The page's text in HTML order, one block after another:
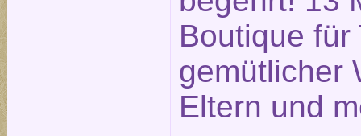
Boutique für
gemütlicher
Eltern und